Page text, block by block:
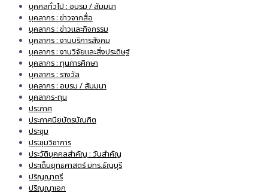
บุคคลทั่วไป : อบรม / สัมมนา
บุคลากร : ข่าวจากสื่อ
บุคลากร : ข่าวและกิจกรรม
บุคลากร : งานบริการสังคม
บุคลากร : งานวิจัยและสิ่งประดิษฐ์
บุคลากร : ทุนการศึกษา
บุคลากร : รางวัล
บุคลากร : อบรม / สัมมนา
บุคลากร-ทุน
ประกาศ
ประกาศนียบัตรบัณฑิต
ประชุม
ประชุมวิชาการ
ประวัติบุคคลสำคัญ : วันสำคัญ
ประเด็นยุทธศาสตร์ มทร.ธัญบุรี
ปริญญาตรี
ปริญญาเอก